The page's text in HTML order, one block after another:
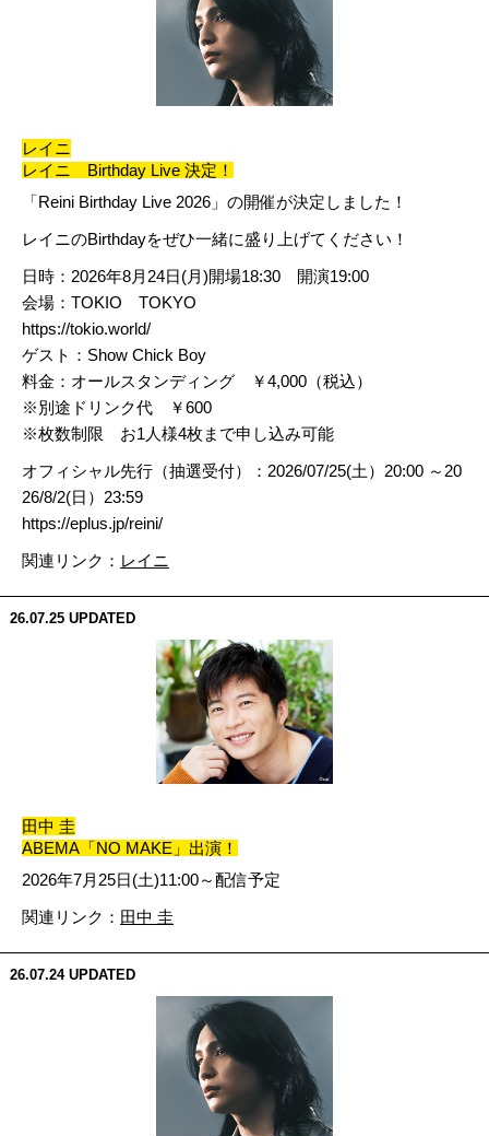
レイニ
レイニ Birthday Live 決定！
「Reini Birthday Live 2026」の開催が決定しました！
レイニのBirthdayをぜひ一緒に盛り上げてください！
日時：2026年8月24日(月)開場18:30 開演19:00
会場：TOKIO TOKYO
https://tokio.world/
ゲスト：Show Chick Boy
料金：オールスタンディング ￥4,000（税込）
※別途ドリンク代 ￥600
※枚数制限 お1人様4枚まで申し込み可能
オフィシャル先行（抽選受付）：2026/07/25(土）20:00 ～20
26/8/2(日）23:59
https://eplus.jp/reini/
関連リンク： レイニ
26.07.25 UPDATED
田中 圭
ABEMA「NO MAKE」出演！
2026年7月25日(土)11:00～配信予定
関連リンク： 田中 圭
26.07.24 UPDATED